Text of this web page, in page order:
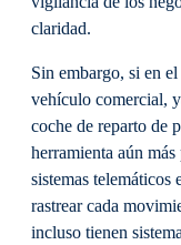
claridad.
Sin embargo, si en
vehículo comercial,
coche de reparto de
herramienta aún
sistemas telemáticos
rastrear cada
incluso tienen